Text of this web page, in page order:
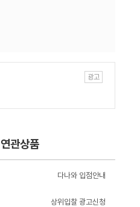
연관상품
다나와 입점안내
상위입찰 광고신청